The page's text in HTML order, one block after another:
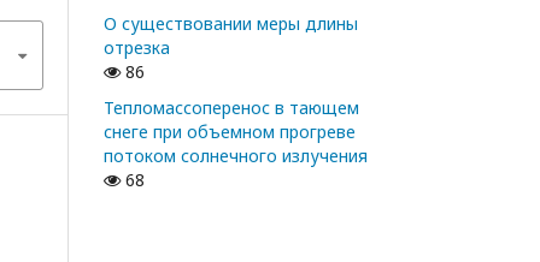
О существовании меры длины
отрезка
86
Тепломассоперенос в тающем
снеге при объемном прогреве
потоком солнечного излучения
68